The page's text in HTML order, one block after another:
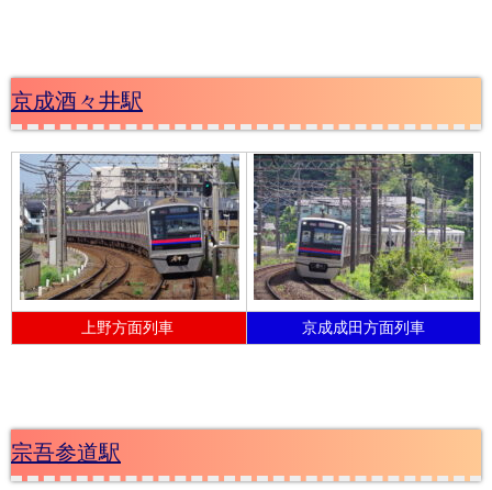
京成酒々井駅
上野方面列車 京成成田方面列車
宗吾参道駅